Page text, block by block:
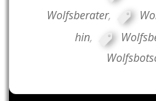
Wolfsberater,
hin,